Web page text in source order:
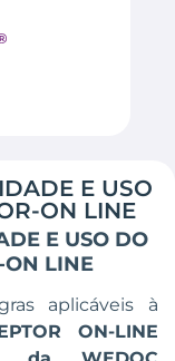
E USO
ON LINE
E USO DO
ON LINE
aplicáveis à
ON-LINE